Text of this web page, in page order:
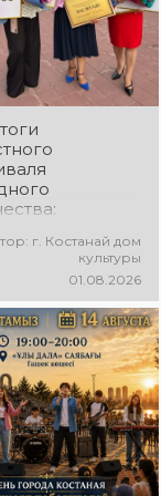
песни,
г. Костанай дом
культуры
01.08.2026